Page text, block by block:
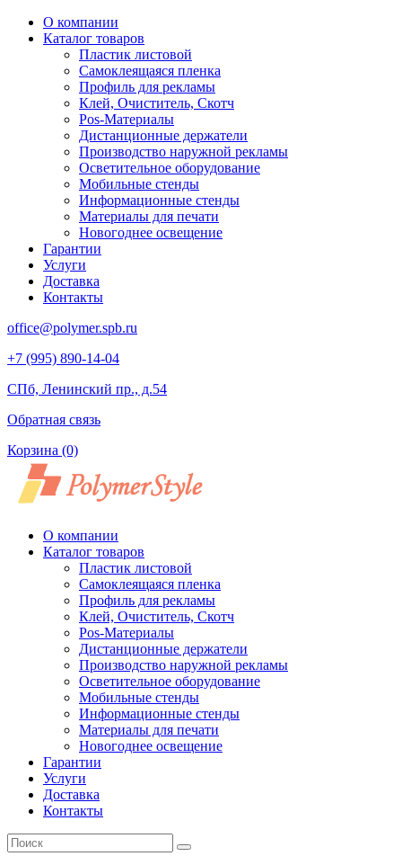
О компании
Каталог товаров
Пластик листовой
Самоклеящаяся пленка
Профиль для рекламы
Клей, Очиститель, Скотч
Pos-Материалы
Дистанционные держатели
Производство наружной рекламы
Осветительное оборудование
Мобильные стенды
Информационные стенды
Материалы для печати
Новогоднее освещение
Гарантии
Услуги
Доставка
Контакты
office@polymer.spb.ru
+7 (995) 890-14-04
СПб, Ленинский пр., д.54
Обратная связь
Корзина (0)
О компании
Каталог товаров
Пластик листовой
Самоклеящаяся пленка
Профиль для рекламы
Клей, Очиститель, Скотч
Pos-Материалы
Дистанционные держатели
Производство наружной рекламы
Осветительное оборудование
Мобильные стенды
Информационные стенды
Материалы для печати
Новогоднее освещение
Гарантии
Услуги
Доставка
Контакты